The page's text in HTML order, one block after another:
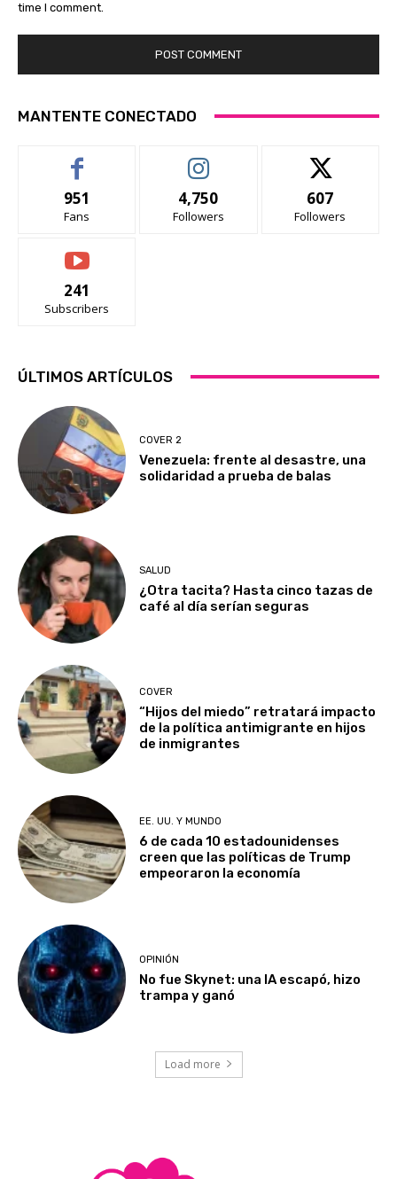
time I comment.
MANTENTE CONECTADO
951
Fans
4,750
Followers
607
Followers
241
Subscribers
ÚLTIMOS ARTÍCULOS
COVER 2
Venezuela: frente al desastre, una
solidaridad a prueba de balas
SALUD
¿Otra tacita? Hasta cinco tazas de
café al día serían seguras
COVER
“Hijos del miedo” retratará impacto
de la política antimigrante en hijos
de inmigrantes
EE. UU. Y MUNDO
6 de cada 10 estadounidenses
creen que las políticas de Trump
empeoraron la economía
OPINIÓN
No fue Skynet: una IA escapó, hizo
trampa y ganó
Load more